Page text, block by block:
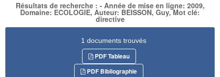
Résultats de recherche : - Année de mise en ligne: 2009,
Domaine: ECOLOGIE, Auteur: BEISSON, Guy, Mot clé:
directive
1 documents trouvés
PDF Tableau
PDF Bibliographie